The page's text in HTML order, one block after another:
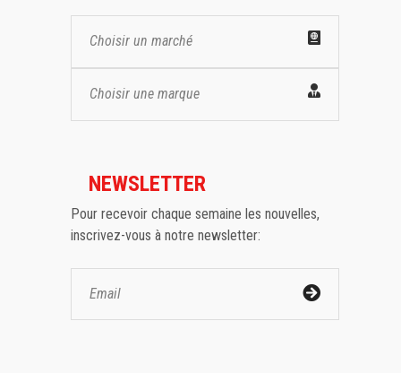
Choisir un marché
Choisir une marque
NEWSLETTER
Pour recevoir chaque semaine les nouvelles,
inscrivez-vous à notre newsletter: